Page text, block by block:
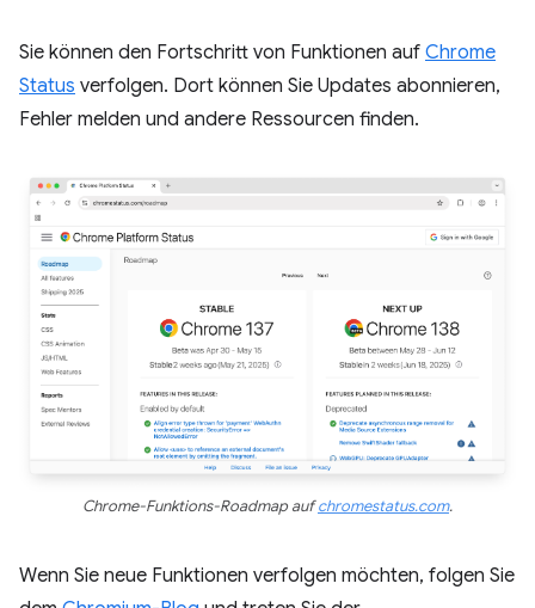
Sie können den Fortschritt von Funktionen auf Chrome
Status verfolgen. Dort können Sie Updates abonnieren,
Fehler melden und andere Ressourcen finden.
Chrome-Funktions-Roadmap aufchromestatus.com.
Wenn Sie neue Funktionen verfolgen möchten, folgen Sie